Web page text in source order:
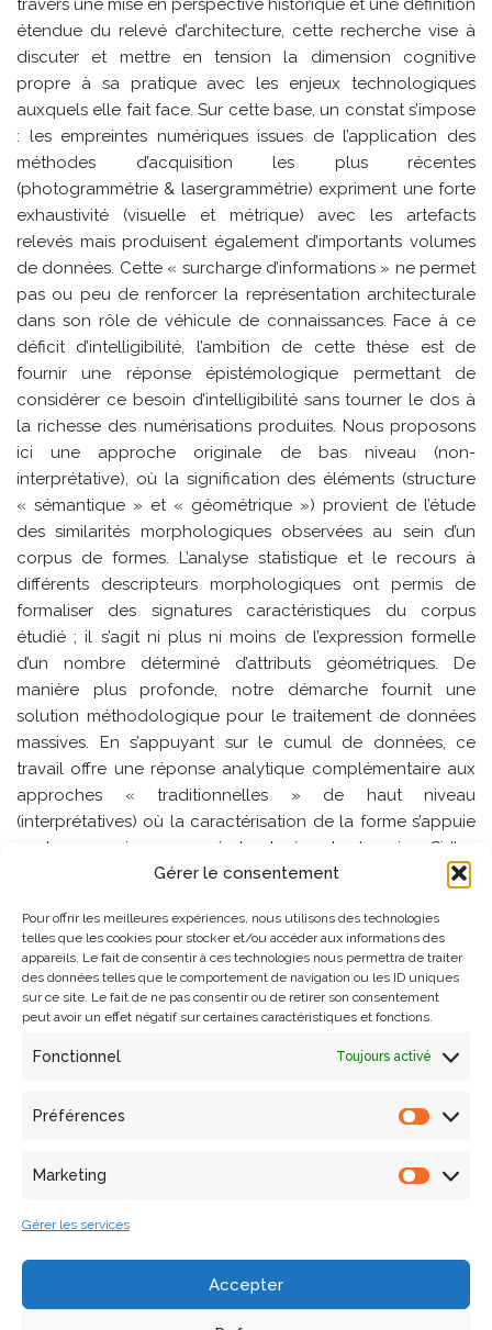
Gérer le consentement
Pour offrir les meilleures expériences, nous utilisons des technologies
telles que les cookies pour stocker et/ou accéder aux informations des
appareils. Le fait de consentir à ces technologies nous permettra de traiter
des données telles que le comportement de navigation ou les ID uniques
sur ce site. Le fait de ne pas consentir ou de retirer son consentement
peut avoir un effet négatif sur certaines caractéristiques et fonctions.
Fonctionnel Toujours activé
Préférences
Marketing
Gérer les services
Accepter
travers une mise en perspective historique et une définition
étendue du relevé d’architecture, cette recherche vise à
discuter et mettre en tension la dimension cognitive
propre à sa pratique avec les enjeux technologiques
auxquels elle fait face. Sur cette base, un constat s’impose
: les empreintes numériques issues de l’application des
méthodes d’acquisition les plus récentes
(photogrammétrie & lasergrammétrie) expriment une forte
exhaustivité (visuelle et métrique) avec les artefacts
relevés mais produisent également d’importants volumes
de données. Cette « surcharge d’informations » ne permet
pas ou peu de renforcer la représentation architecturale
dans son rôle de véhicule de connaissances. Face à ce
déficit d’intelligibilité, l’ambition de cette thèse est de
fournir une réponse épistémologique permettant de
considérer ce besoin d’intelligibilité sans tourner le dos à
la richesse des numérisations produites. Nous proposons
ici une approche originale de bas niveau (non-
interprétative), où la signification des éléments (structure
« sémantique » et « géométrique ») provient de l’étude
des similarités morphologiques observées au sein d’un
corpus de formes. L’analyse statistique et le recours à
différents descripteurs morphologiques ont permis de
formaliser des signatures caractéristiques du corpus
étudié ; il s’agit ni plus ni moins de l’expression formelle
d’un nombre déterminé d’attributs géométriques. De
manière plus profonde, notre démarche fournit une
solution méthodologique pour le traitement de données
massives. En s’appuyant sur le cumul de données, ce
travail offre une réponse analytique complémentaire aux
approches « traditionnelles » de haut niveau
(interprétatives) où la caractérisation de la forme s’appuie
sur les connaissances pré-structurées du domaine. Si l’un
des enjeux consiste à appliquer les méthodes d’analyse
confronter, par l’étude comparative, les observations de
haut et bas niveaux. A travers cette recherche, notre
souhait est d’affiner la compréhension des propagations
stylistiques dans le temps et dans l’espace. Afin
l’Abbaye de Saint-Michel-de-Cuxa ont fait l’objet d’une
Représentation architecturale, relevé, numérique,
sémantique.
Références
Lo Buglio, David. 2016. Caractérisation de formes
architecturales. Une approche expérimentale intégrant